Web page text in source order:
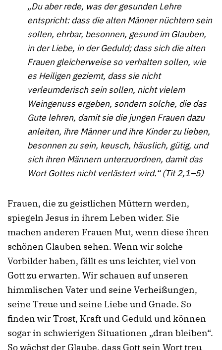
„Du aber rede, was der gesunden Lehre
entspricht: dass die alten Männer nüchtern sein
sollen, ehrbar, besonnen, gesund im Glauben,
in der Liebe, in der Geduld; dass sich die alten
Frauen gleicherweise so verhalten sollen, wie
es Heiligen geziemt, dass sie nicht
verleumderisch sein sollen, nicht vielem
Weingenuss ergeben, sondern solche, die das
Gute lehren, damit sie die jungen Frauen dazu
anleiten, ihre Männer und ihre Kinder zu lieben,
besonnen zu sein, keusch, häuslich, gütig, und
sich ihren Männern unterzuordnen, damit das
Wort Gottes nicht verlästert wird.“ (Tit 2,1–5)
Frauen, die zu geistlichen Müttern werden,
spiegeln Jesus in ihrem Leben wider. Sie
machen anderen Frauen Mut, wenn diese ihren
schönen Glauben sehen. Wenn wir solche
Vorbilder haben, fällt es uns leichter, viel von
Gott zu erwarten. Wir schauen auf unseren
himmlischen Vater und seine Verheißungen,
seine Treue und seine Liebe und Gnade. So
finden wir Trost, Kraft und Geduld und können
sogar in schwierigen Situationen „dran bleiben“.
So wächst der Glaube, dass Gott sein Wort treu